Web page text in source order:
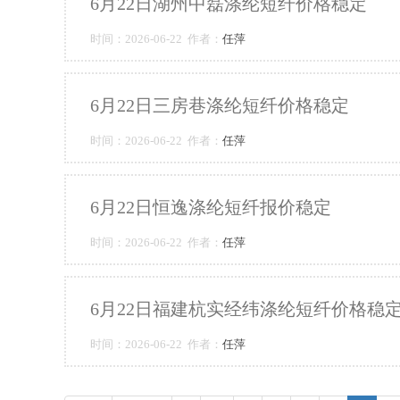
时间：2026-06-22 作者： 任萍
6月22日三房巷涤纶短纤价格稳定
时间：2026-06-22 作者： 任萍
6月22日恒逸涤纶短纤报价稳定
时间：2026-06-22 作者： 任萍
6月22日福建杭实经纬涤纶短纤价格稳
时间：2026-06-22 作者： 任萍